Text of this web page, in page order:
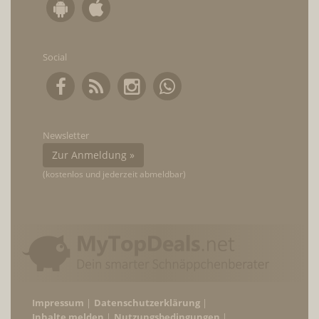
Social
Newsletter
Zur Anmeldung »
(kostenlos und jederzeit abmeldbar)
Impressum
Datenschutzerklärung